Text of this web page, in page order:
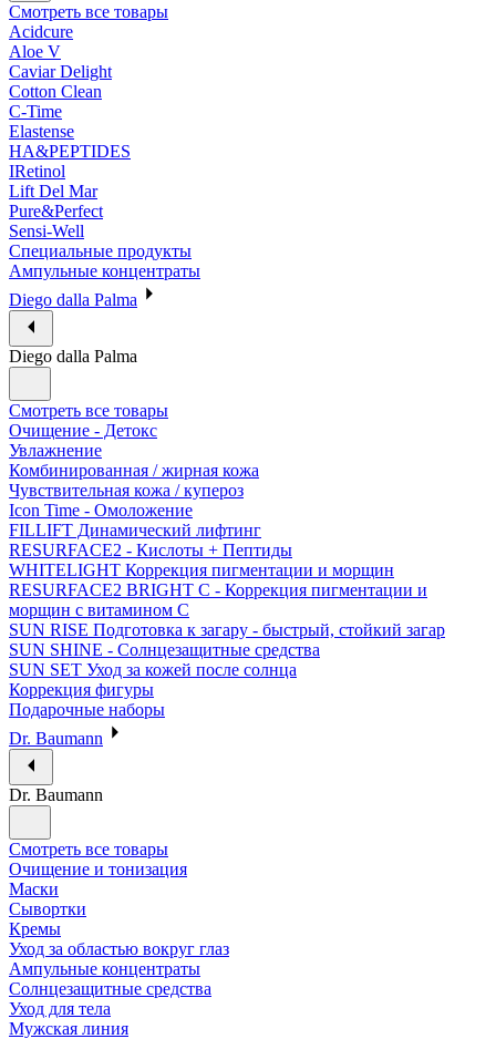
Смотреть все товары
Acidcure
Aloe V
Caviar Delight
Cotton Clean
C-Time
Elastense
HA&PEPTIDES
IRetinol
Lift Del Mar
Pure&Perfect
Sensi-Well
Специальные продукты
Ампульные концентраты
Diego dalla Palma
Diego dalla Palma
Смотреть все товары
Очищение - Детокс
Увлажнение
Комбинированная / жирная кожа
Чувствительная кожа / купероз
Icon Time - Омоложение
FILLIFT Динамический лифтинг
RESURFACE2 - Кислоты + Пептиды
WHITELIGHT Коррекция пигментации и морщин
RESURFACE2 BRIGHT C - Коррекция пигментации и
морщин с витамином С
SUN RISE Подготовка к загару - быстрый, стойкий загар
SUN SHINE - Солнцезащитные средства
SUN SET Уход за кожей после солнца
Коррекция фигуры
Подарочные наборы
Dr. Baumann
Dr. Baumann
Смотреть все товары
Очищение и тонизация
Маски
Сывортки
Кремы
Уход за областью вокруг глаз
Ампульные концентраты
Солнцезащитные средства
Уход для тела
Мужская линия